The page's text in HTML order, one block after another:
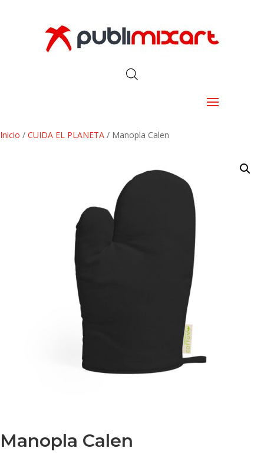
Inicio / CUIDA EL PLANETA / Manopla Calen
Manopla Calen